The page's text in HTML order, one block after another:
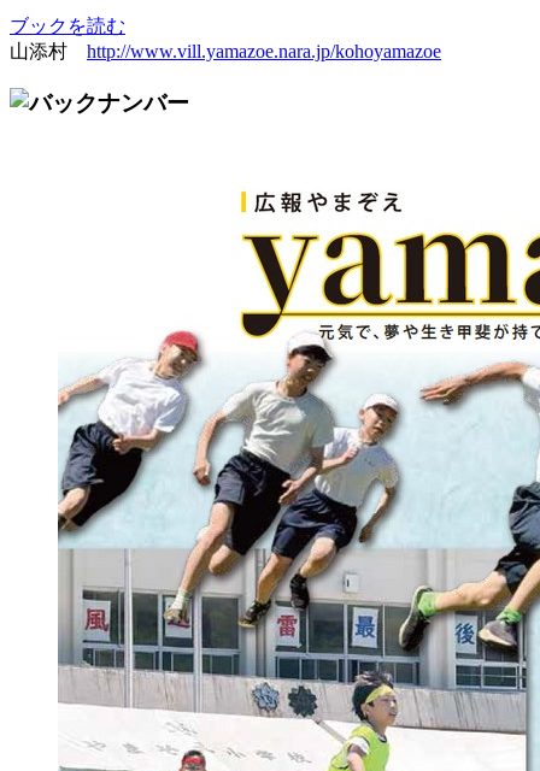
ブックを読む
山添村 http://www.vill.yamazoe.nara.jp/kohoyamazoe